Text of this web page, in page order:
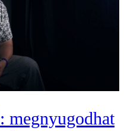
megnyugodhat